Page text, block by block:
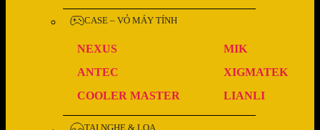
CASE – VỎ MÁY TÍNH
NEXUS
MIK
ANTEC
XIGMATEK
COOLER MASTER
LIANLI
TAI NGHE & LOA